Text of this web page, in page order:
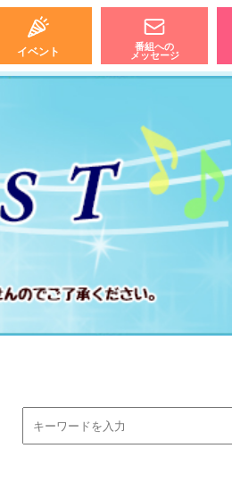
イベント
番組への
メッセージ